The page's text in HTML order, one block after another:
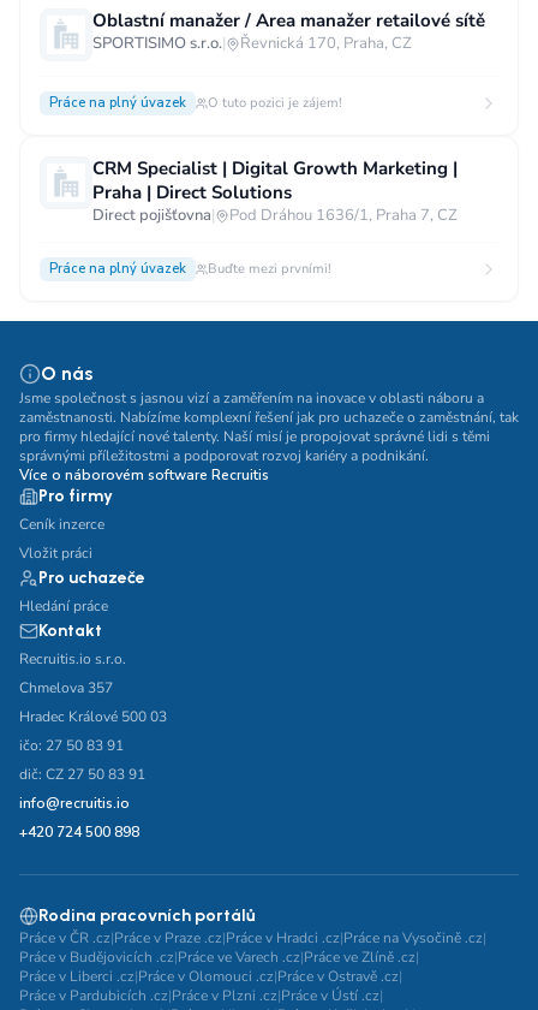
Oblastní manažer / Area manažer retailové sítě
SPORTISIMO s.r.o.| Řevnická 170, Praha, CZ
Práce na plný úvazek O tuto pozici je zájem!
CRM Specialist | Digital Growth Marketing |
Praha | Direct Solutions
Direct pojišťovna| Pod Dráhou 1636/1, Praha 7, CZ
Práce na plný úvazek Buďte mezi prvními!
O nás
Jsme společnost s jasnou vizí a zaměřením na inovace v oblasti náboru a
zaměstnanosti. Nabízíme komplexní řešení jak pro uchazeče o zaměstnání, tak
pro firmy hledající nové talenty. Naší misí je propojovat správné lidi s těmi
správnými příležitostmi a podporovat rozvoj kariéry a podnikání.
Více o náborovém software Recruitis
Pro firmy
Ceník inzerce
Vložit práci
Pro uchazeče
Hledání práce
Kontakt
Recruitis.io s.r.o.
Chmelova 357
Hradec Králové 500 03
ičo: 27 50 83 91
dič: CZ 27 50 83 91
info@recruitis.io
+420 724 500 898
Rodina pracovních portálů
Práce v ČR .cz|Práce v Praze .cz|Práce v Hradci .cz|Práce na Vysočině .cz|
Práce v Budějovicích .cz|Práce ve Varech .cz|Práce ve Zlíně .cz|
Práce v Liberci .cz|Práce v Olomouci .cz|Práce v Ostravě .cz|
Práce v Pardubicích .cz|Práce v Plzni .cz|Práce v Ústí .cz|